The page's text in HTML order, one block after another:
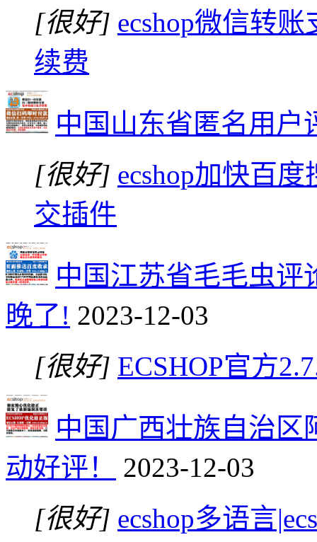
[很好] ecshop微信转
续费
中国山东省匿名用户
[很好] ecshop加快百
交插件
中国江苏省毛毛虫评
晚了! 2023-12-03
[很好] ECSHOP官方
中国广西壮族自治区
动好评！
2023-12-03
[很好] ecshop多语言